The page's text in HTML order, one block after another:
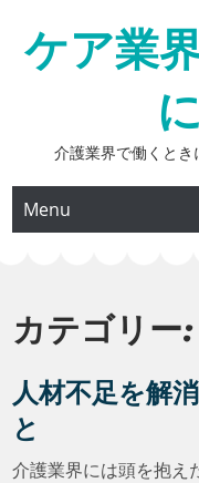
contentケア業
介護業界で働くとき
Menu
カテゴリー:
人材不足を解
と
介護業界には頭を抱え